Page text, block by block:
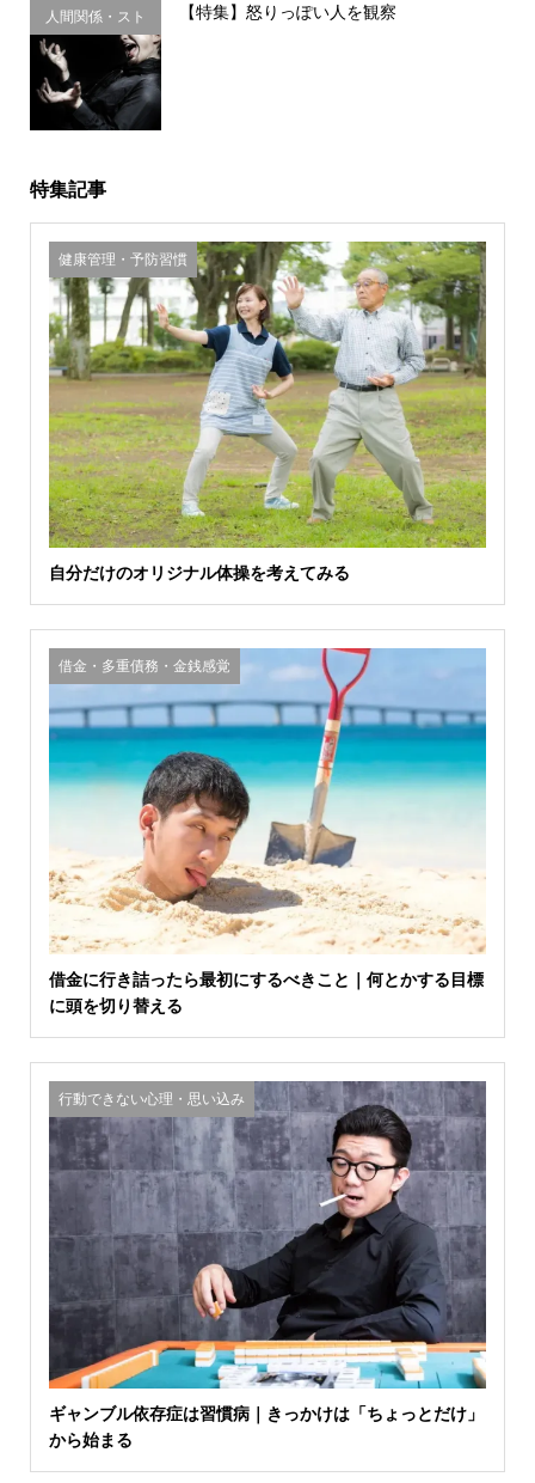
人間関係・スト 【特集】怒りっぽい人を観察
特集記事
健康管理・予防習慣
自分だけのオリジナル体操を考えてみる
借金・多重債務・金銭感覚
借金に行き詰ったら最初にするべきこと｜何とかする目標
に頭を切り替える
行動できない心理・思い込み
ギャンブル依存症は習慣病｜きっかけは「ちょっとだけ」
から始まる